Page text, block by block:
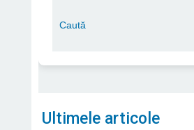
Ultimele articole